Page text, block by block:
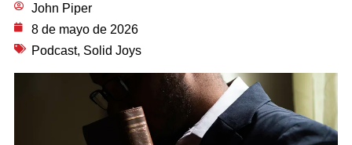
John Piper
8 de mayo de 2026
Podcast, Solid Joys